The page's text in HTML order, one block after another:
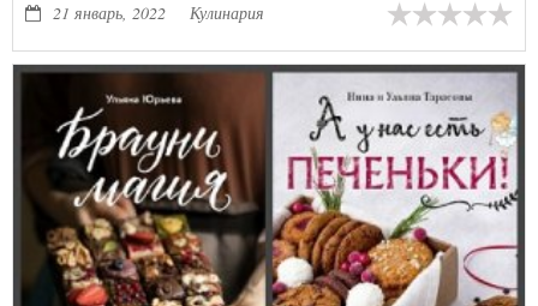
21 январь, 2022 Кулинария